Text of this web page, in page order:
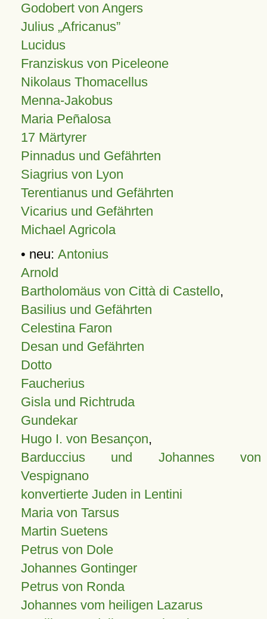
Godobert von Angers
Julius Africanus
Lucidus
Franziskus von Piceleone
Nikolaus Thomacellus
Menna-Jakobus
Maria Peñalosa
17 Märtyrer
Pinnadus und Gefährten
Siagrius von Lyon
Terentianus und Gefährten
Vicarius und Gefährten
Michael Agricola
• neu: Antonius
Arnold
Bartholomäus von Città di Castello,
Basilius und Gefährten
Celestina Faron
Desan und Gefährten
Dotto
Faucherius
Gisla und Richtruda
Gundekar
Hugo I. von Besançon,
Barduccius und Johannes von
Vespignano
konvertierte Juden in Lentini
Maria von Tarsus
Martin Suetens
Petrus von Dole
Johannes Gontinger
Petrus von Ronda
Johannes vom heiligen Lazarus